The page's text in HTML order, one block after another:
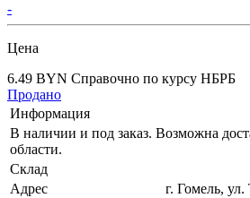
-
Цена
6.49 BYN Справочно по курсу НБРБ
Продано
Информация
В наличии и под заказ. Возможна
области.
Склад
Адрес
г. Гомель,